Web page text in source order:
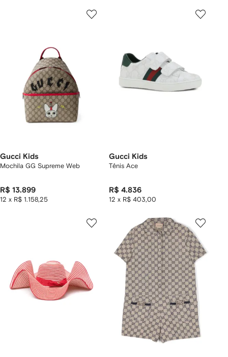
Gucci Kids
Mochila GG Supreme Web
R$ 13.899
12 x R$ 1.158,25
Gucci Kids
Tênis Ace
R$ 4.836
12 x R$ 403,00